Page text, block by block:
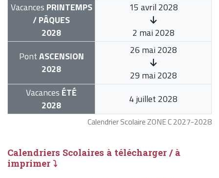
Calendrier Scolaire ZONE C 2027-2028
Vacances PRINTEMPS
/ PÂQUES
2028
15 avril 2028
2 mai 2028
PontASCENSION
2028
26 mai 2028
29 mai 2028
Vacances ÉTÉ
2028
4 juillet 2028
Calendriers Scolaires à télécharger / à
imprimer ⤵